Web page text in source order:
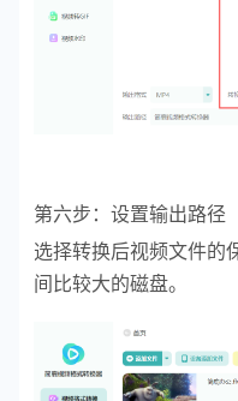
第六步：设置输出路径
选择转换后视频文件的
间比较大的磁盘。